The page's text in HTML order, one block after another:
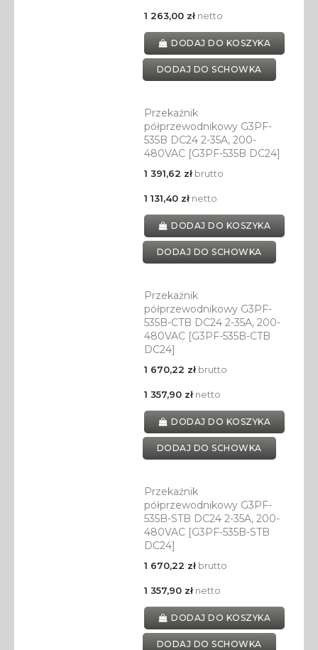
1 263,00 złnetto
DODAJ DO KOSZYKA
DODAJ DO SCHOWKA
Przekaźnik
półprzewodnikowy G3PF-
535B DC24 2-35A, 200-
480VAC [G3PF-535B DC24]
1 391,62 złbrutto
1 131,40 złnetto
DODAJ DO KOSZYKA
DODAJ DO SCHOWKA
Przekaźnik
półprzewodnikowy G3PF-
535B-CTB DC24 2-35A, 200-
480VAC [G3PF-535B-CTB
DC24]
1 670,22 złbrutto
1 357,90 złnetto
DODAJ DO KOSZYKA
DODAJ DO SCHOWKA
Przekaźnik
półprzewodnikowy G3PF-
535B-STB DC24 2-35A, 200-
480VAC [G3PF-535B-STB
DC24]
1 670,22 złbrutto
1 357,90 złnetto
DODAJ DO KOSZYKA
DODAJ DO SCHOWKA